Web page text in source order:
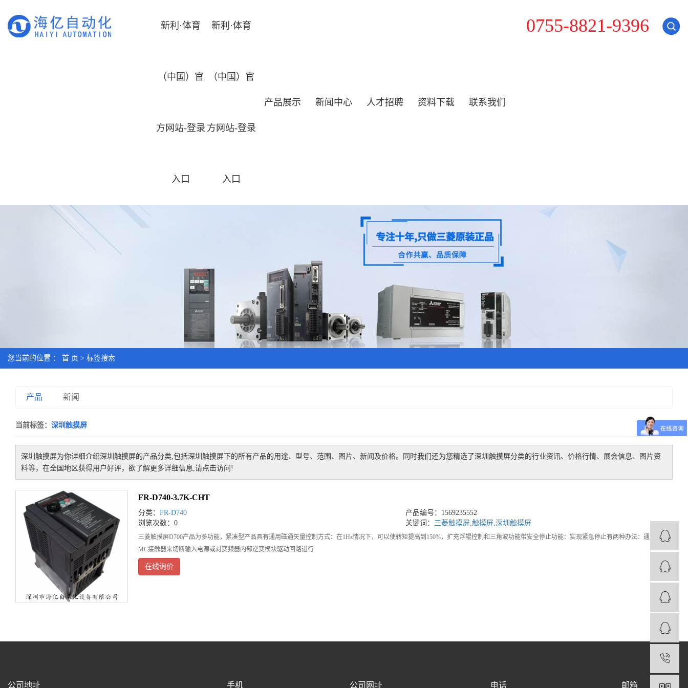
0755-8821-9396
新利·体育
（中国）官
方网站-登录
入口
新利·体育
（中国）官
方网站-登录
入口
产品展示 新闻中心 人才招聘 资料下载 联系我们
您当前的位置 ： 首 页 > 标签搜索
产品 新闻
当前标签： 深圳触摸屏
深圳触摸屏为你详细介绍深圳触摸屏的产品分类,包括深圳触摸屏 下的所有产品的用途、型号、范围、图片、新闻及价格。同时我们还为您精选了深圳触摸屏分类的行业资讯、价格行情、展会信息、图片资
料等，在全国地区获得用户好评，欲了解更多详细信息,请点击访问!
FR-D740-3.7K-CHT
分类： FR-D740
产品编号：1569235552
浏览次数：0
关键词： 三菱触摸屏,触摸屏,深圳触摸屏
三菱触摸屏D700产品为多功能，紧凑型产品具有通用磁通矢量控制方式：在1Hz情况下，可以使转矩提高到150%，扩充浮辊控制和三角波功能带安全停止功能：实现紧急停止有两种办法：通过控制
MC接触器来切断输入电源或对变频器内部逆变模块驱动回路进行
在线询价
公司地址 手机 公司网址 电话 邮箱